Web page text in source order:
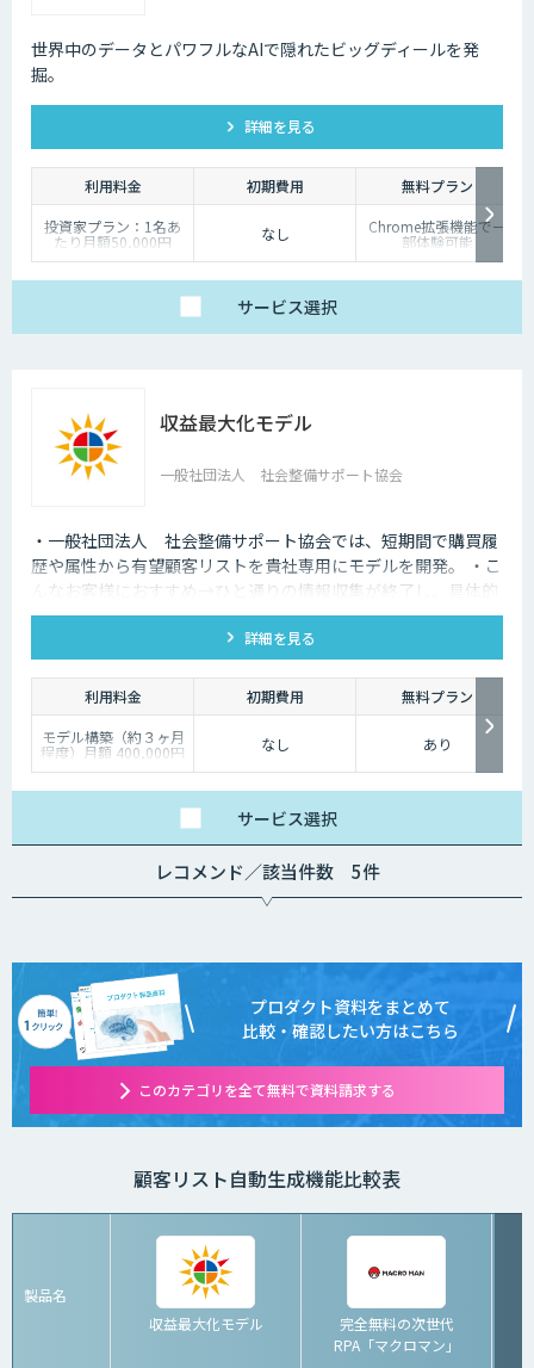
世界中のデータとパワフルなAIで隠れたビッグディールを発
掘。
詳細を見る
利用料金 初期費用
無料プラン
投資家プラン：1名あ
たり月額50,000円
企業プラン：ご相談く
なし Chrome拡張機能で一
部体験可能
サービス選択
収益最大化モデル
一般社団法人 社会整備サポート協会
・一般社団法人 社会整備サポート協会では、短期間で購買履
歴や属性から有望顧客リストを貴社専用にモデルを開発。 ・こ
んなお客様におすすめ→ひと通りの情報収集が終了し、具体的
なモデル開発を検討しているお客様。
詳細を見る
利用料金 初期費用
無料プラン
モデル構築（約３ヶ月
程度）月額 400,000円
～
なし あり
サービス選択
レコメンド／該当件数 5件
プロダクト資料をまとめて
比較・確認したい方はこちら
このカテゴリを全て無料で資料請求する
顧客リスト自動生成機能比較表
製品名
収益最大化モデル
完全無料の次世代
RPA「マクロマン」